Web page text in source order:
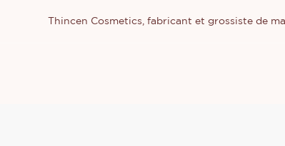
Thincen Cosmetics, fabricant et grossiste de